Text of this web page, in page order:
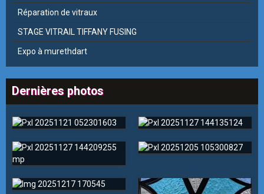
Réparation de vitraux
STAGE VITRAIL TIFFANY FUSING
Expo à murethdart
Dernières photos